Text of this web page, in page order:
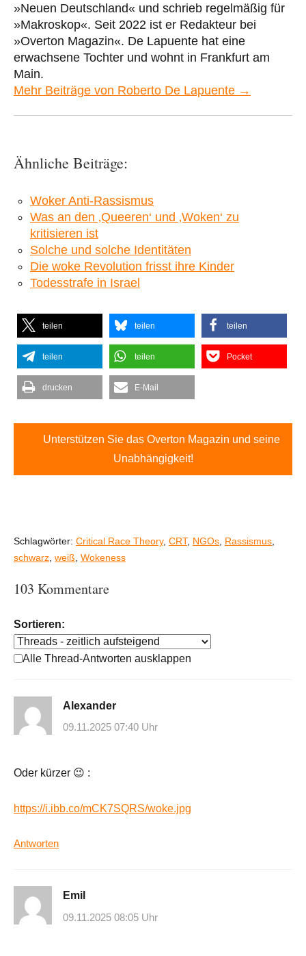
»Neuen Deutschland« und schrieb regelmäßig für
»Makroskop«. Seit 2022 ist er Redakteur bei
»Overton Magazin«. De Lapuente hat eine
erwachsene Tochter und wohnt in Frankfurt am
Main.
Mehr Beiträge von Roberto De Lapuente →
Ähnliche Beiträge:
Woker Anti-Rassismus
Was an den ‚Queeren‘ und ‚Woken‘ zu
kritisieren ist
Solche und solche Identitäten
Die woke Revolution frisst ihre Kinder
Todesstrafe in Israel
teilen teilen teilen
teilen teilen Pocket
drucken E-Mail
Unterstützen Sie das Overton Magazin und seine
Unabhängigkeit!
Schlagwörter: Critical Race Theory, CRT, NGOs Rassismus
schwarz weiß Wokeness
103 Kommentare
Sortieren:
Alle Thread-Antworten ausklappen
Alexander
09.11.2025 07:40 Uhr
Oder kürzer 😉 :
https://i.ibb.co/mCK7SQRS/woke.jpg
Antworten
Emil
09.11.2025 08:05 Uhr